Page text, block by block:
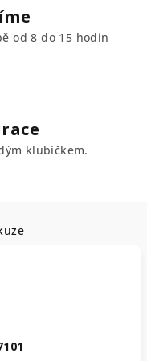
od 8 do 15 hodin
klubíčkem.